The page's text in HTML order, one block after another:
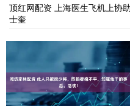
顶红网配资 上海医生飞机上协
士奎